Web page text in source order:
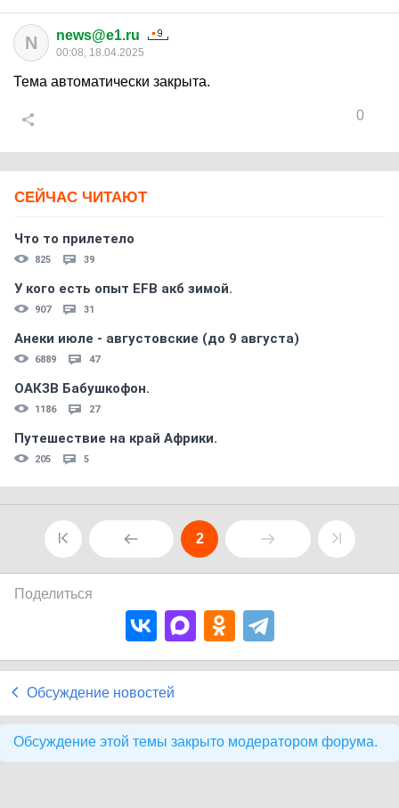
N news@e1.ru
00:08, 18.04.2025
Тема автоматически закрыта.
0
СЕЙЧАС ЧИТАЮТ
Что то прилетело
825 39
У кого есть опыт EFB акб зимой.
907 31
Анеки июле - августовские (до 9 августа)
6889 47
ОАКЗВ Бабушкофон.
1186 27
Путешествие на край Африки.
205 5
2
Поделиться
Обсуждение новостей
Обсуждение этой темы закрыто модератором форума.